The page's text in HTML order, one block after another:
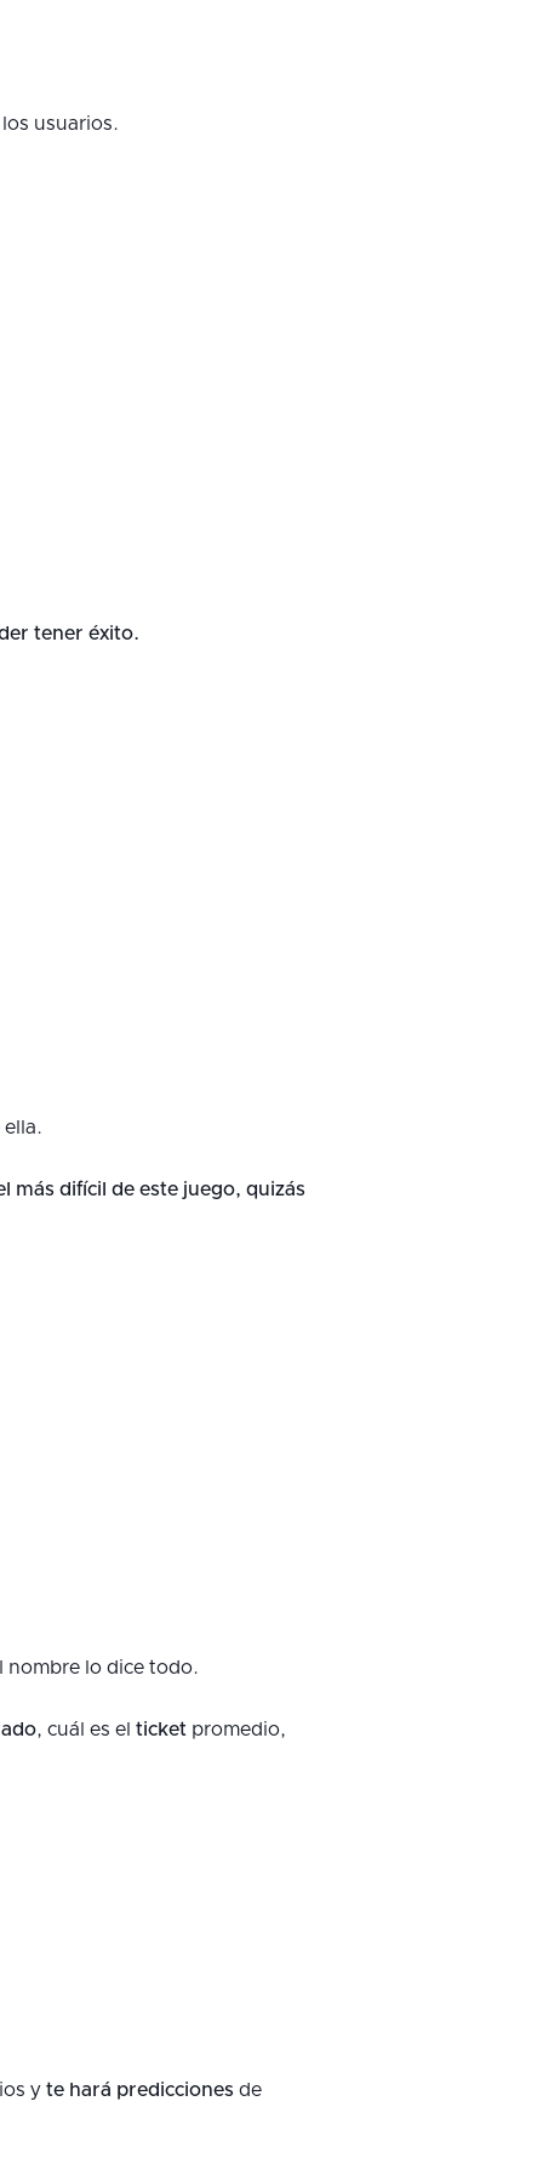
usuarios.
tener éxito.
más difícil de este juego, quizás
nombre lo dice todo.
, cuál es el ticket promedio,
y te hará predicciones de